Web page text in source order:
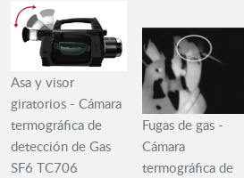
Asa y visor
giratorios - Cámara
termográfica de
detección de Gas
SF6 TC706
Fugas de gas -
Cámara
termográfica de